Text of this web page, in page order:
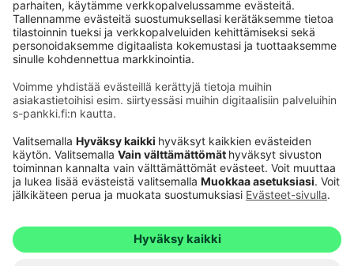
Käyttöehdot
Saavutettavuusseloste
Evästeet
Verkkopalvelujen käytön edellytykset